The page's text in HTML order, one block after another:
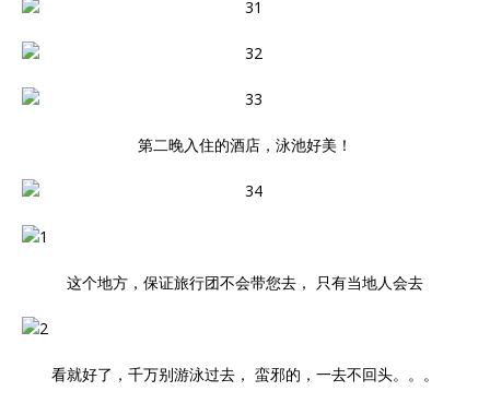
第二晚入住的酒店，泳池好美！
这个地方，保证旅行团不会带您去， 只有当地人会去
看就好了，千万别游泳过去， 蛮邪的，一去不回头。。。